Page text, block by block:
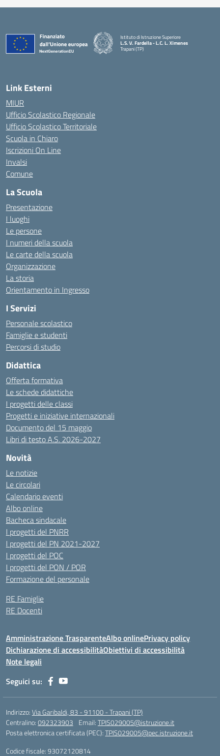
Istituto di Istruzione Superiore
L.S. V. Fardella - L.C. L. Ximenes
Trapani (TP)
Link Esterni
MIUR
Ufficio Scolastico Regionale
Ufficio Scolastico Territoriale
Scuola in Chiaro
Iscrizioni On Line
Invalsi
Comune
La Scuola
Presentazione
I luoghi
Le persone
I numeri della scuola
Le carte della scuola
Organizzazione
La storia
Orientamento in Ingresso
I Servizi
Personale scolastico
Famiglie e studenti
Percorsi di studio
Didattica
Offerta formativa
Le schede didattiche
I progetti delle classi
Progetti e iniziative internazionali
Documento del 15 maggio
Libri di testo A.S. 2026-2027
Novità
Le notizie
Le circolari
Calendario eventi
Albo online
Bacheca sindacale
I progetti del PNRR
I progetti del PN 2021-2027
I progetti del POC
I progetti del PON / POR
Formazione del personale
RE Famiglie
RE Docenti
Amministrazione TrasparenteAlbo onlinePrivacy policy
Dichiarazione di accessibilitàObiettivi di accessibilità
Note legali
Seguici su:
Indirizzo:Via Garibaldi, 83 - 91100 - Trapani (TP)
Centralino:092323903 Email:TPIS029005@istruzione.it
Posta elettronica certificata (PEC):TPIS029005@pec.istruzione.it
Codice fiscale: 93072120814